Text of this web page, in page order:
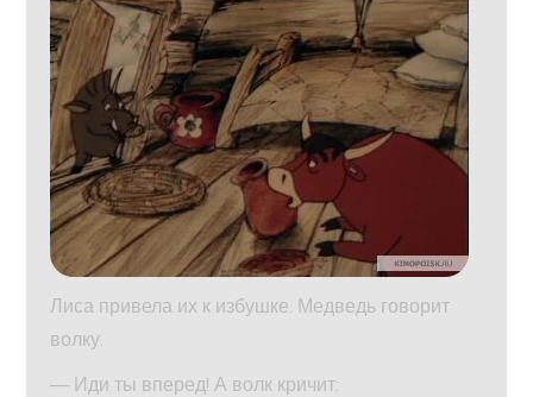
Лиса привела их к избушке. Медведь говорит
волку.
— Иди ты вперед! А волк кричит: